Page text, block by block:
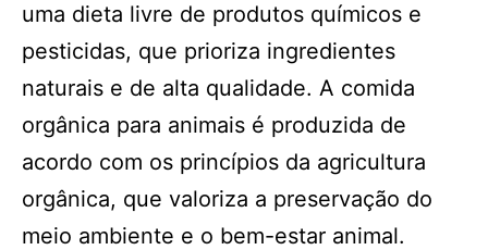
uma dieta livre de produtos químicos e
pesticidas, que prioriza ingredientes
naturais e de alta qualidade. A comida
orgânica para animais é produzida de
acordo com os princípios da agricultura
orgânica, que valoriza a preservação do
meio ambiente e o bem-estar animal.